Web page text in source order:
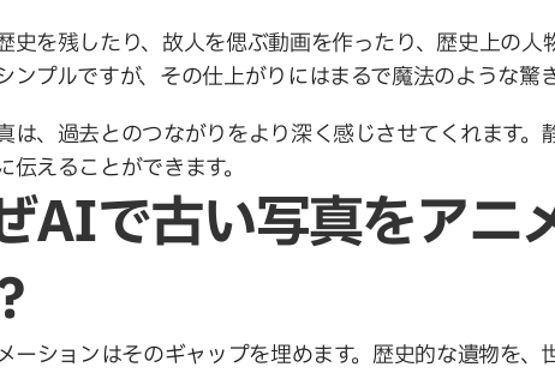
史を残したり、故人を偲ぶ動画を作ったり、歴史上の人
ンプルですが、その仕上がりにはまるで魔法のような驚
は、過去とのつながりをより深く感じさせてくれます
伝えることができます。
AIで古い写真をアニ
ーションはそのギャップを埋めます。歴史的な遺物を、